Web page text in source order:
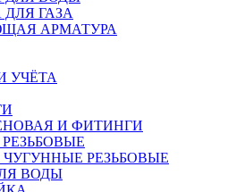
ГАЗА
АРМАТУРА
УЧЁТА
И ФИТИНГИ
РЕЗЬБОВЫЕ
ВОДЫ